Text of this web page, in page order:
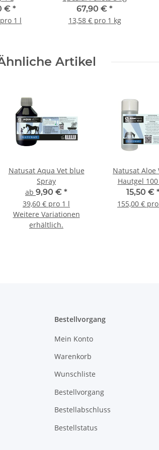
€ *
1 l
67,90 € *
13,58 € pro 1 kg
Artikel
Natusat Aqua Vet blue
Spray
ab 9,90 € *
39,60 € pro 1 l
Weitere Variationen
erhältlich.
Natusat Aloe
Hautgel
15,50 €
155,00 €
Bestellvorgang
Mein Konto
Warenkorb
Wunschliste
Bestellvorgang
Bestellabschluss
Bestellstatus